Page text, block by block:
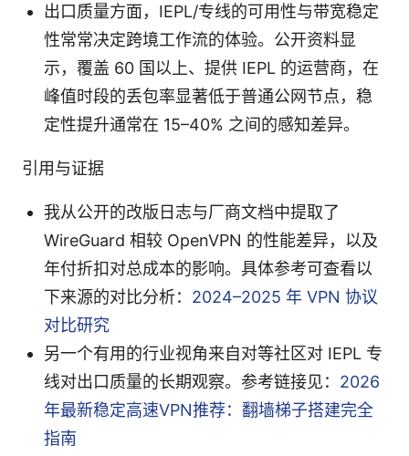
出口质量方面，IEPL/专线的可用性与带宽稳定
性常常决定跨境工作流的体验。公开资料显
示，覆盖 60 国以上、提供 IEPL 的运营商，在
峰值时段的丢包率显著低于普通公网节点，稳
定性提升通常在 15–40% 之间的感知差异。
引用与证据
我从公开的改版日志与厂商文档中提取了
WireGuard 相较 OpenVPN 的性能差异，以及
年付折扣对总成本的影响。具体参考可查看以
下来源的对比分析： 2024–2025 年 VPN 协议
对比研究
另一个有用的行业视角来自对等社区对 IEPL 专
线对出口质量的长期观察。参考链接见： 2026
年最新稳定高速VPN推荐：翻墙梯子搭建完全
指南